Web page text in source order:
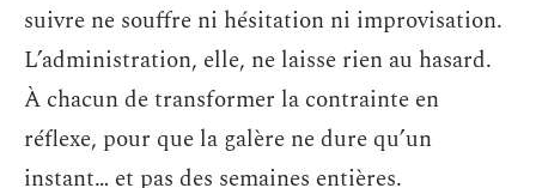
suivre ne souffre ni hésitation ni improvisation.
L’administration, elle, ne laisse rien au hasard.
À chacun de transformer la contrainte en
réflexe, pour que la galère ne dure qu’un
instant… et pas des semaines entières.